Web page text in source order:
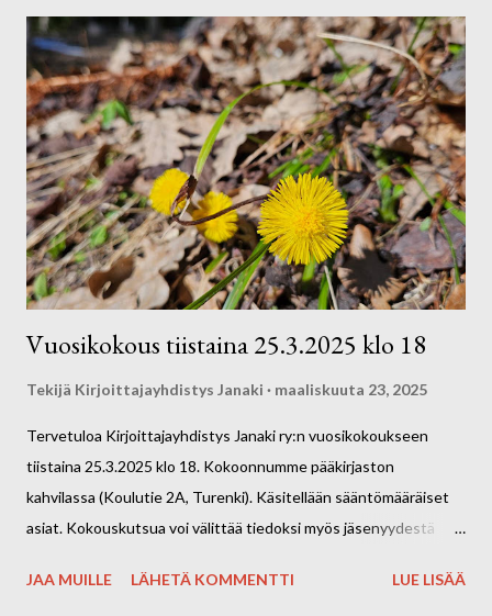
katsojien omiin ajatuksiin, tunteisiin ja tarinoihin. Tarinateatterin
ohjaa Kaija Klemetti, joka on myös Janakin hallituksen
pitkäaikainen jäsen. Tarinateatterin jälkeen siirrymme sujuvasti
kokoukseen. Tervetuloa kevätkokoukseen! Kirjoittajayhdistys
Janaki ry:n hallitus
Vuosikokous tiistaina 25.3.2025 klo 18
Tekijä Kirjoittajayhdistys Janaki maaliskuuta 23, 2025
Tervetuloa Kirjoittajayhdistys Janaki ry:n vuosikokoukseen
tiistaina 25.3.2025 klo 18. Kokoonnumme pääkirjaston
kahvilassa (Koulutie 2A, Turenki). Käsitellään sääntömääräiset
asiat. Kokouskutsua voi välittää tiedoksi myös jäsenyydestä
JAA MUILLE
LÄHETÄ KOMMENTTI LUE LISÄÄ